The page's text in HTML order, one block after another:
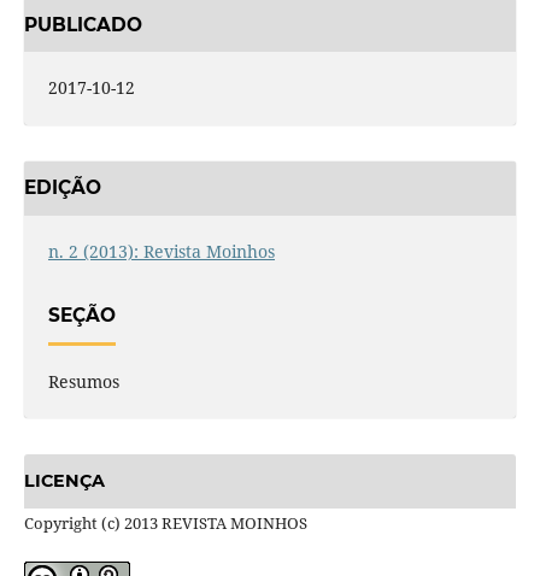
PUBLICADO
2017-10-12
EDIÇÃO
n. 2 (2013): Revista Moinhos
SEÇÃO
Resumos
LICENÇA
Copyright (c) 2013 REVISTA MOINHOS